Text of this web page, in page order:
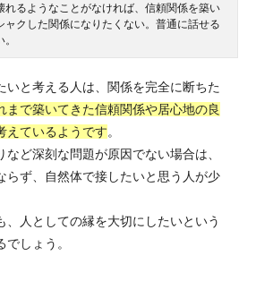
れるようなことがなければ、信頼関係を築い
ャクした関係になりたくない。普通に話せる
いと考える人は、関係を完全に断ちた
まで築いてきた信頼関係や居心地の良
えているようです。
など深刻な問題が原因でない場合は、
らず、自然体で接したいと思う人が少
、人としての縁を大切にしたいという
しょう。